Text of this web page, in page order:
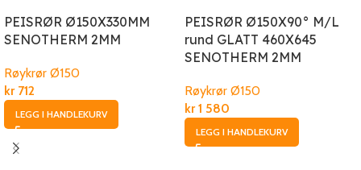
PEISRØR Ø150X330MM
SENOTHERM 2MM
Røykrør Ø150
kr712
LEGG I HANDLEKURV
PEISRØR Ø150X90° M/L
rund GLATT 460X645
SENOTHERM 2MM
Røykrør Ø150
kr1 580
LEGG I HANDLEKURV